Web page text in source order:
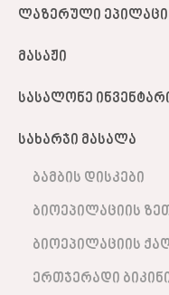
ლაზერული
მასაჟი
სასალონე
სახარჯი მასალა
ბამბის დისკები
ბიოეპილაციის
ბიოეპილაციის
ერთჯერადი